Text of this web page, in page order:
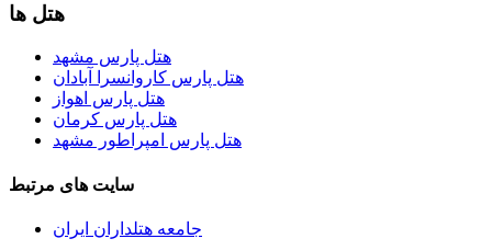
هتل ها
هتل پارس مشهد
هتل پارس کاروانسرا آبادان
هتل پارس اهواز
هتل پارس کرمان
هتل پارس امپراطور مشهد
سایت های مرتبط
جامعه هتلداران ایران